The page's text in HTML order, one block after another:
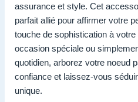
assurance et style. Cet
parfait allié pour affirmer votre
touche de sophistication à
occasion spéciale ou
quotidien, arborez votre noeud
confiance et laissez-vous
unique.